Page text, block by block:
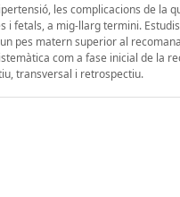
les complicacions de la
fetals, a mig-llarg termini.
pes matern superior al
com a fase inicial de la
transversal i retrospectiu.